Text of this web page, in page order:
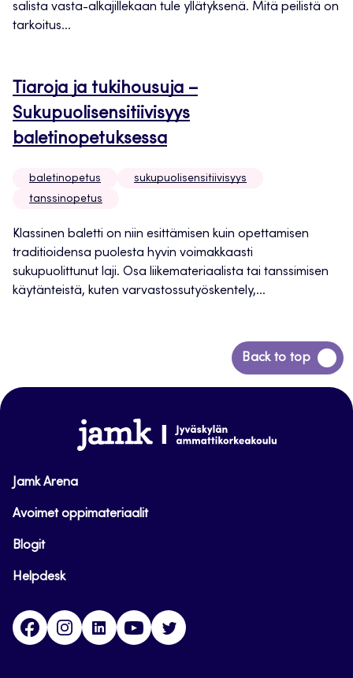
salista vasta-alkajillekaan tule yllätyksenä. Mitä peilistä on
tarkoitus...
Tiaroja ja tukihousuja –
Sukupuolisensitiivisyys
baletinopetuksessa
baletinopetus
sukupuolisensitiivisyys
tanssinopetus
Klassinen baletti on niin esittämisen kuin opettamisen
traditioidensa puolesta hyvin voimakkaasti
sukupuolittunut laji. Osa liikemateriaalista tai tanssimisen
käytänteistä, kuten varvastossutyöskentely,...
Back to top
Siirry
takaisin
www.jamk.fi
Jamk Arena
Avoimet oppimateriaalit
Blogit
Helpdesk
FacebookInstagram
LinkedInYoutube